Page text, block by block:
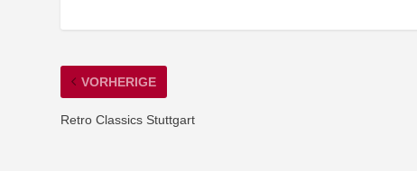
VORHERIGE
Retro Classics Stuttgart